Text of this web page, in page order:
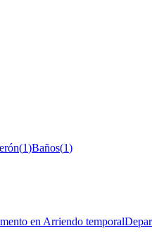
(1)Baños(1)
en Arriendo temporal